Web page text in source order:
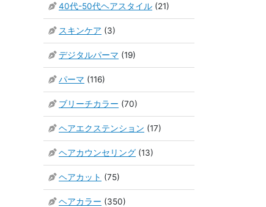
40代-50代ヘアスタイル (21)
スキンケア (3)
デジタルパーマ (19)
パーマ (116)
ブリーチカラー (70)
ヘアエクステンション (17)
ヘアカウンセリング (13)
ヘアカット (75)
ヘアカラー (350)